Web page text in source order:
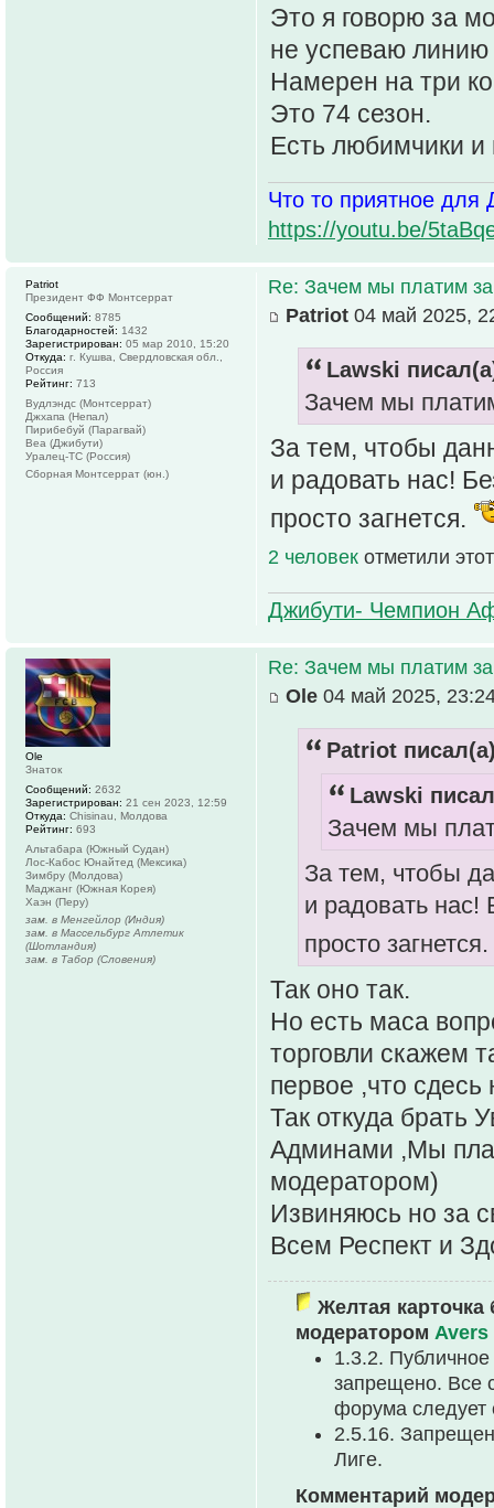
Это я говорю за
не успеваю линию
Намерен на три
Это 74 сезон.
Есть любимчики и
Что то приятное для
https://youtu.be/
Re: Зачем мы платим
Patriot 04 май 2025,
Lawski
Зачем мы
За тем, чтобы
и радовать нас!
просто загнется.
2 человек отметили
Джибути- Чемпион
Patriot
Президент ФФ Монтсеррат
Сообщений: 8785
Благодарностей: 1432
Зарегистрирован: 05 мар 2010, 15:20
Откуда: г. Кушва, Свердловская обл.,
Россия
Рейтинг: 713
Вудлэндс (Монтсеррат)
Джхапа (Непал)
Пирибебуй (Парагвай)
Веа (Джибути)
Уралец-ТС (Россия)
Сборная Монтсеррат (юн.)
Re: Зачем мы платим
Ole 04 май 2025,
Patriot
Lawski
Зачем мы
За тем, чтобы
и радовать нас!
просто загнется.
Так оно так.
Но есть маса
торговли скажем
первое ,что сдесь
Так откуда брать
Админами ,Мы
модератором)
Извиняюсь но за
Всем Респект и
Желтая карточка
модератором Avers
1.3.2.
запрещено. Все
форума следует
2.5.16.
Лиге.
Комментарий
Ole
Знаток
Сообщений: 2632
Зарегистрирован: 21 сен 2023, 12:59
Откуда: Chisinau, Молдова
Рейтинг: 693
Альтабара (Южный Судан)
Лос-Кабос Юнайтед (Мексика)
Зимбру (Молдова)
Маджанг (Южная Корея)
Хаэн (Перу)
зам. в Менгейлор (Индия)
зам. в Массельбург Атлетик
(Шотландия)
зам. в Табор (Словения)